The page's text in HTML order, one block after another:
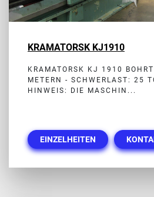
KRAMATORSK KJ1910
KRAMATORSK KJ 1910
METERN - SCHWERLAST: 25
HINWEIS: DIE MASCHIN...
EINZELHEITEN